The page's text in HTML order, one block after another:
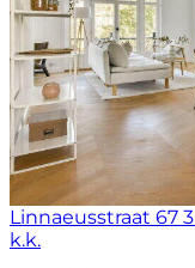
Linnaeusstraat 67 3
k.k.